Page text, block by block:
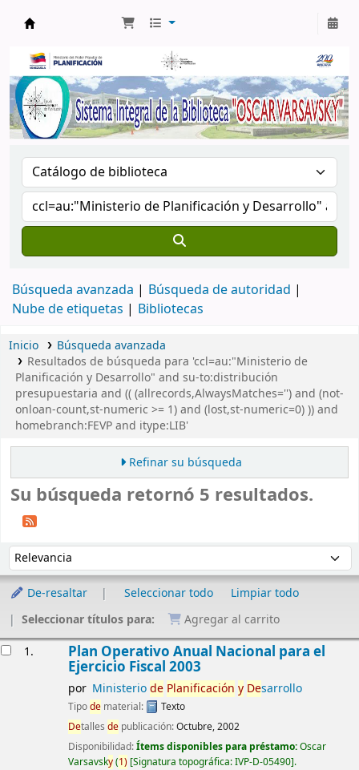
Búsqueda avanzada
Búsqueda de autoridad
Nube de etiquetas
Bibliotecas
Inicio
Búsqueda avanzada
Resultados de búsqueda para 'ccl=au:"Ministerio de
Planificación y Desarrollo" and su-to:distribución
presupuestaria and (( (allrecords,AlwaysMatches='') and (not-
onloan-count,st-numeric >= 1) and (lost,st-numeric=0) )) and
homebranch:FEVP and itype:LIB'
Refinar su búsqueda
Su búsqueda retornó 5 resultados.
Ordenar por:
De-resaltar Seleccionar todo
Limpiar todo
Seleccionar títulos para:
Agregar al carrito
1. Plan Operativo Anual Nacional para el
Ejercicio Fiscal 2003
por Ministeriode Planificación y Desarrollo
Tipodematerial:
Texto
Detalles depublicación:Octubre, 2002
Disponibilidad:Ítems disponibles para préstamo:Oscar
Varsavsky(1) Signatura topográfica:IVP-D-05490 .